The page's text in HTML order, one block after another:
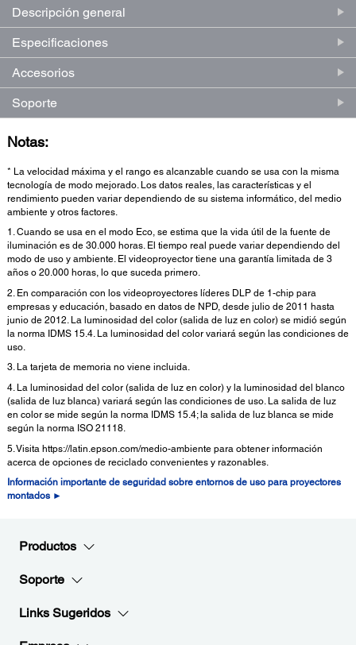
Descripción general
Especificaciones
Accesorios
Soporte
Notas:
* La velocidad máxima y el rango es alcanzable cuando se usa con la misma
tecnología de modo mejorado. Los datos reales, las características y el
rendimiento pueden variar dependiendo de su sistema informático, del medio
ambiente y otros factores.
1. Cuando se usa en el modo Eco, se estima que la vida útil de la fuente de
iluminación es de 30.000 horas. El tiempo real puede variar dependiendo del
modo de uso y ambiente. El videoproyector tiene una garantía limitada de 3
años o 20.000 horas, lo que suceda primero.
2. En comparación con los videoproyectores líderes DLP de 1-chip para
empresas y educación, basado en datos de NPD, desde julio de 2011 hasta
junio de 2012. La luminosidad del color (salida de luz en color) se midió según
la norma IDMS 15.4. La luminosidad del color variará según las condiciones de
uso.
3. La tarjeta de memoria no viene incluida.
4. La luminosidad del color (salida de luz en color) y la luminosidad del blanco
(salida de luz blanca) variará según las condiciones de uso. La salida de luz
en color se mide según la norma IDMS 15.4; la salida de luz blanca se mide
según la norma ISO 21118.
5. Visita https://latin.epson.com/medio-ambiente para obtener información
acerca de opciones de reciclado convenientes y razonables.
Información importante de seguridad sobre entornos de uso para proyectores
montados ►
Productos
Soporte
Links Sugeridos